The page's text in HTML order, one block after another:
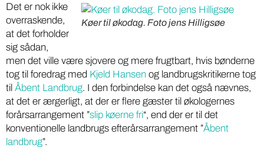
Køer til økodag. Foto jens Hilligsøe
Det er nok ikke
overraskende,
at det forholder
sig sådan,
men det ville være sjovere og mere frugtbart, hvis bønderne
tog til foredrag med Kjeld Hansen og landbrugskritikerne tog
til Åbent Landbrug. I den forbindelse kan det også nævnes,
at det er ærgerligt, at der er flere gæster til økologernes
forårsarrangement ”slip køerne fri“, end der er til det
konventionelle landbrugs efterårsarrangement ”Åbent
landbrug”.